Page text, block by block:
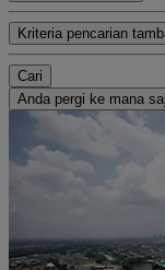
Kriteria pencarian
Cari
Anda pergi ke mana